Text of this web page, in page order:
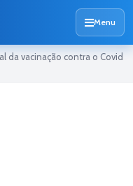
Menu
da vacinação contra o Covid